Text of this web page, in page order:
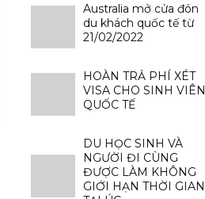
Australia mở cửa đón
du khách quốc tế từ
21/02/2022
HOÀN TRẢ PHÍ XÉT
VISA CHO SINH VIÊN
QUỐC TẾ
DU HỌC SINH VÀ
NGƯỜI ĐI CÙNG
ĐƯỢC LÀM KHÔNG
GIỚI HẠN THỜI GIAN